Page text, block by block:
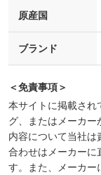
原産国
ブランド
＜免責事項＞
本サイトに掲載され
グ、またはメーカ
内容について当社
合わせはメーカーに
す。また、メーカー